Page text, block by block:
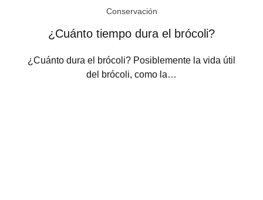
Conservación
¿Cuánto tiempo dura el brócoli?
¿Cuánto dura el brócoli? Posiblemente la vida útil
del brócoli, como la…